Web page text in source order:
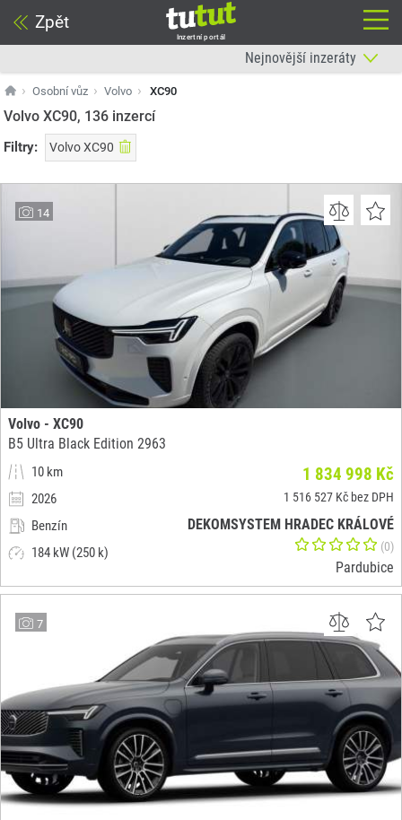
Zpět
Inzertní portál
Osobní vůz Volvo XC90
Volvo XC90, 136 inzercí
Filtry: Volvo XC90
14
Volvo - XC90
B5 Ultra Black Edition 2963
10 km
2026
Benzín
184 kW (250 k)
1 834 998 Kč
1 516 527 Kč bez DPH
DEKOMSYSTEM HRADEC KRÁLOVÉ
(0)
Pardubice
7